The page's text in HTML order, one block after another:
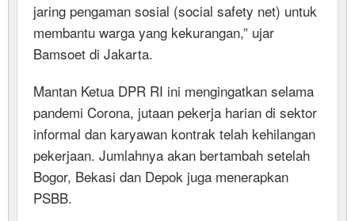
jaring pengaman sosial (social safety net) untuk
membantu warga yang kekurangan,” ujar
Bamsoet di Jakarta.
Mantan Ketua DPR RI ini mengingatkan selama
pandemi Corona, jutaan pekerja harian di sektor
informal dan karyawan kontrak telah kehilangan
pekerjaan. Jumlahnya akan bertambah setelah
Bogor, Bekasi dan Depok juga menerapkan
PSBB.